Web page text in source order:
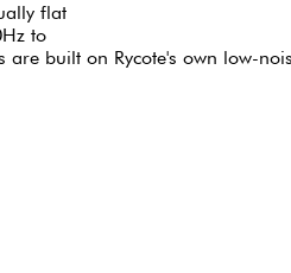
flat
to
built on Rycote's own low-